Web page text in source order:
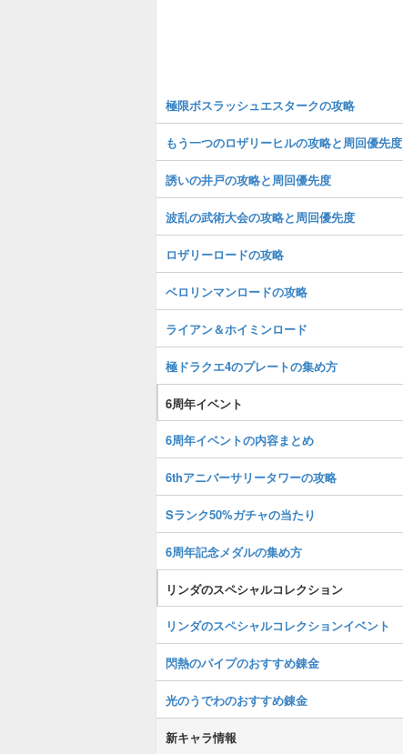
極限ボスラッシュエスタークの攻略
もう一つのロザリーヒルの攻略と周回優先度
誘いの井戸の攻略と周回優先度
波乱の武術大会の攻略と周回優先度
ロザリーロードの攻略
ベロリンマンロードの攻略
ライアン＆ホイミンロード
極ドラクエ4のプレートの集め方
6周年イベント
6周年イベントの内容まとめ
6thアニバーサリータワーの攻略
Sランク50%ガチャの当たり
6周年記念メダルの集め方
リンダのスペシャルコレクション
リンダのスペシャルコレクションイベント
閃熱のパイプのおすすめ錬金
光のうでわのおすすめ錬金
新キャラ情報